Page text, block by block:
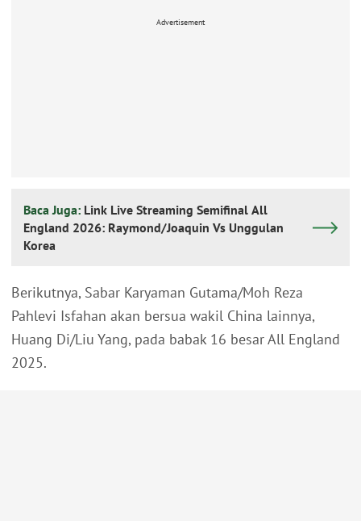
Advertisement
Baca Juga: Link Live Streaming Semifinal All
England 2026: Raymond/Joaquin Vs Unggulan
Korea
Berikutnya, Sabar Karyaman Gutama/Moh Reza
Pahlevi Isfahan akan bersua wakil China lainnya,
Huang Di/Liu Yang, pada babak 16 besar All England
2025.